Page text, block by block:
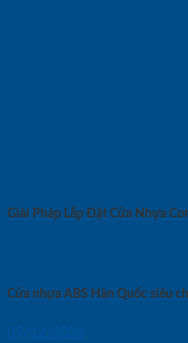
Giải Pháp Lắp Đặt Cửa Nhựa
Cửa nhựa ABS Hàn Quốc siêu
09/12/2024